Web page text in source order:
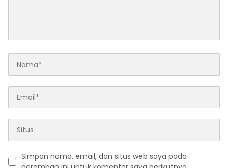
Simpan nama, email, dan situs web saya pada